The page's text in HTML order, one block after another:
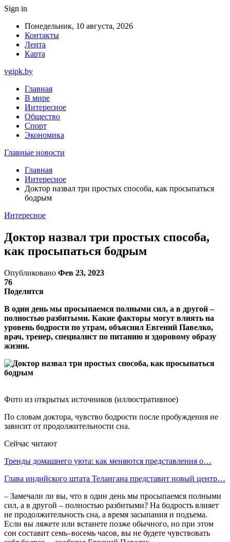
Sign in
Понедельник, 10 августа, 2026
Контакты
Лента
Карта
vgipk.by
Главная
В мире
Интересное
Общество
Спорт
Экономика
Главные новости
Главная
Интересное
Доктор назвал три простых способа, как просыпаться
бодрым
Интересное
Доктор назвал три простых способа,
как просыпаться бодрым
Опубликовано Фев 23, 2023
76
Поделится
В один день мы просыпаемся полными сил, а в другой –
полностью разбитыми. Какие факторы могут влиять на
уровень бодрости по утрам, объяснил Евгений Павелко,
врач, тренер, специалист по питанию и здоровому образу
жизни.
Фото из открытых источников (иллюстративное)
По словам доктора, чувство бодрости после пробуждения не
зависит от продолжительности сна.
Сейчас читают
Тренды домашнего уюта: как меняются представления о…
Глава индийского штата Телангана представит новый центр…
– Замечали ли вы, что в один день мы просыпаемся полными
сил, а в другой – полностью разбитыми? На бодрость влияет
не продолжительность сна, а время засыпания и подъема.
Если вы ляжете или встанете позже обычного, но при этом
сон составит семь–восемь часов, вы не будете чувствовать